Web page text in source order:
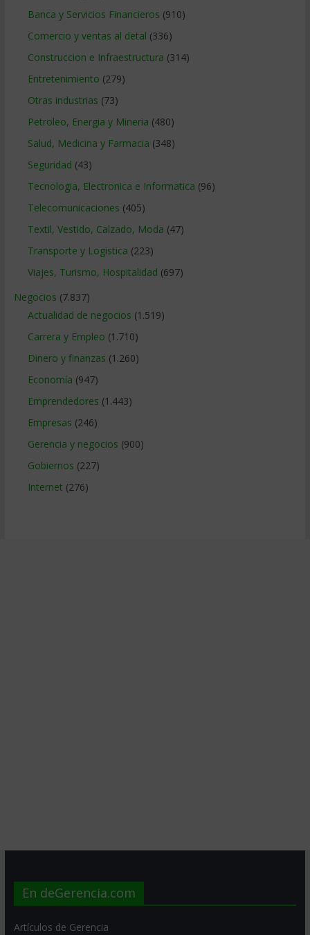
Banca y Servicios Financieros (910)
Comercio y ventas al detal (336)
Construccion e Infraestructura (314)
Entretenimiento (279)
Otras industrias (73)
Petroleo, Energia y Mineria (480)
Salud, Medicina y Farmacia (348)
Seguridad (43)
Tecnologia, Electronica e Informatica (96)
Telecomunicaciones (405)
Textil, Vestido, Calzado, Moda (47)
Transporte y Logistica (223)
Viajes, Turismo, Hospitalidad (697)
Negocios (7.837)
Actualidad de negocios (1.519)
Carrera y Empleo (1.710)
Dinero y finanzas (1.260)
Economía (947)
Emprendedores (1.443)
Empresas (246)
Gerencia y negocios (900)
Gobiernos (227)
Internet (276)
En deGerencia.com
Artículos de Gerencia